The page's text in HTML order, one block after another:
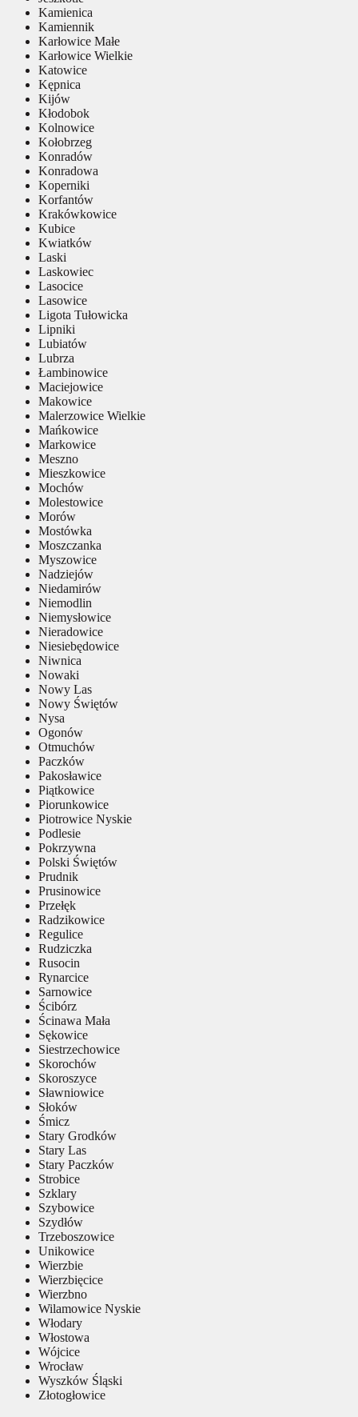
Kamienica
Kamiennik
Karłowice Małe
Karłowice Wielkie
Katowice
Kępnica
Kijów
Kłodobok
Kolnowice
Kołobrzeg
Konradów
Konradowa
Koperniki
Korfantów
Krakówkowice
Kubice
Kwiatków
Laski
Laskowiec
Lasocice
Lasowice
Ligota Tułowicka
Lipniki
Lubiatów
Lubrza
Łambinowice
Maciejowice
Makowice
Malerzowice Wielkie
Mańkowice
Markowice
Meszno
Mieszkowice
Mochów
Molestowice
Morów
Mostówka
Moszczanka
Myszowice
Nadziejów
Niedamirów
Niemodlin
Niemysłowice
Nieradowice
Niesiebędowice
Niwnica
Nowaki
Nowy Las
Nowy Świętów
Nysa
Ogonów
Otmuchów
Paczków
Pakosławice
Piątkowice
Piorunkowice
Piotrowice Nyskie
Podlesie
Pokrzywna
Polski Świętów
Prudnik
Prusinowice
Przełęk
Radzikowice
Regulice
Rudziczka
Rusocin
Rynarcice
Sarnowice
Ścibórz
Ścinawa Mała
Sękowice
Siestrzechowice
Skorochów
Skoroszyce
Sławniowice
Słoków
Śmicz
Stary Grodków
Stary Las
Stary Paczków
Strobice
Szklary
Szybowice
Szydłów
Trzeboszowice
Unikowice
Wierzbie
Wierzbięcice
Wierzbno
Wilamowice Nyskie
Włodary
Włostowa
Wójcice
Wrocław
Wyszków Śląski
Złotogłowice